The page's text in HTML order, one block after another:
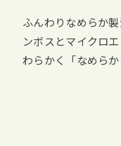
ふんわりなめらか
ンボスとマイクロ
わらかく「なめら